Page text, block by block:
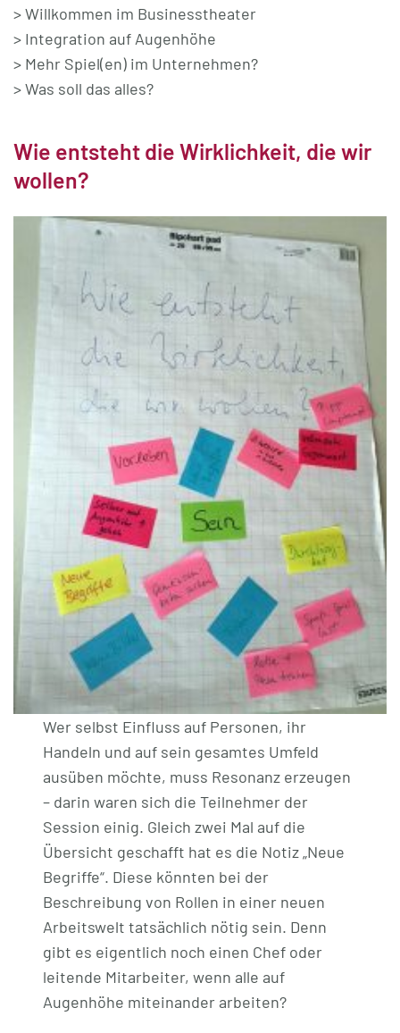
> Willkommen im Businesstheater
> Integration auf Augenhöhe
> Mehr Spiel(en) im Unternehmen?
> Was soll das alles?
Wie entsteht die Wirklichkeit, die wir
wollen?
Wer selbst Einfluss auf Personen, ihr
Handeln und auf sein gesamtes Umfeld
ausüben möchte, muss Resonanz erzeugen
– darin waren sich die Teilnehmer der
Session einig. Gleich zwei Mal auf die
Übersicht geschafft hat es die Notiz „Neue
Begriffe“. Diese könnten bei der
Beschreibung von Rollen in einer neuen
Arbeitswelt tatsächlich nötig sein. Denn
gibt es eigentlich noch einen Chef oder
leitende Mitarbeiter, wenn alle auf
Augenhöhe miteinander arbeiten?